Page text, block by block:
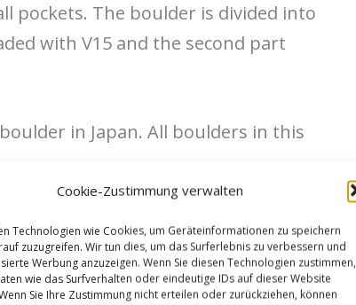
Cookie-Zustimmung verwalten
Technologien wie Cookies, um Geräteinformationen zu speichern
zuzugreifen. Wir tun dies, um das Surferlebnis zu verbessern und
Werbung anzuzeigen. Wenn Sie diesen Technologien zustimmen,
wie das Surfverhalten oder eindeutige IDs auf dieser Website
Sie Ihre Zustimmung nicht erteilen oder zurückziehen, können
pockets. The boulder is divided into
with V15 and the second part
in Japan. All boulders in this
dream “Launch Pad project”!